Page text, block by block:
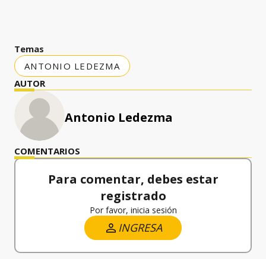
Temas
ANTONIO LEDEZMA
AUTOR
Antonio Ledezma
COMENTARIOS
Para comentar, debes estar
registrado
Por favor, inicia sesión
INGRESA